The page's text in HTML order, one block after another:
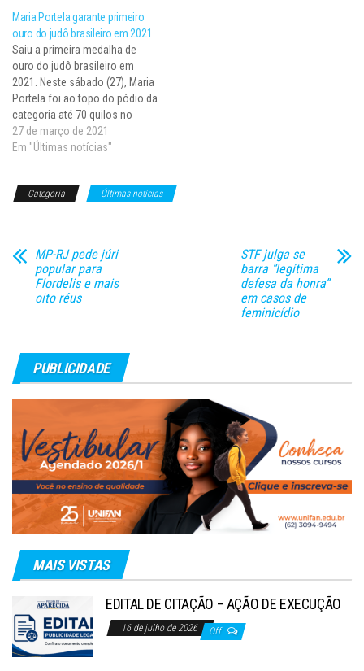
(golpe perfeito, em que o atleta
derruba o adversário de costas
e ganha…
Maria Portela garante primeiro
ouro do judô brasileiro em 2021
Saiu a primeira medalha de
ouro do judô brasileiro em
2021. Neste sábado (27), Maria
Portela foi ao topo do pódio da
categoria até 70 quilos no
Grand Slam de Tbilisi (Geórgia).
A gaúcha de 33 anos,
Internacional da modalidade…
27 de março de 2021
Em "Últimas notícias"
Categoria Últimas notícias
MP-RJ pede júri
popular para
Flordelis e mais
oito réus
STF julga se
barra “legítima
defesa da honra”
em casos de
feminicídio
PUBLICIDADE
MAIS VISTAS
EDITAL DE CITAÇÃO – AÇÃO DE EXECUÇÃO
16 de julho de 2026 Off